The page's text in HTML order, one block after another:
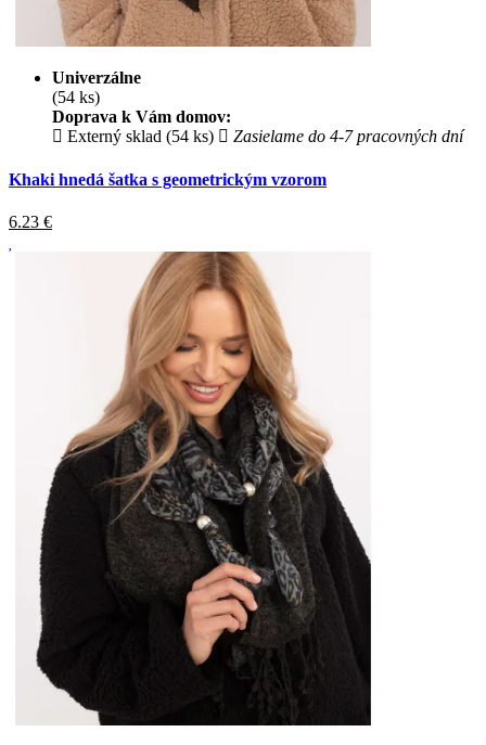
Univerzálne
(54 ks)
Doprava k Vám domov:
Externý sklad (54 ks)
Zasielame do 4-7 pracovných dní
Khaki hnedá šatka s geometrickým vzorom
6.23 €